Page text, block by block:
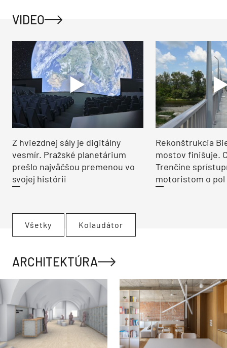
VIDEO
Z hviezdnej sály je digitálny
vesmír. Pražské planetárium
prešlo najväčšou premenou vo
svojej histórii
Rekonštrukcia
mostov finišuje.
Trenčíne
motoristom o pol
Všetky Kolaudátor
ARCHITEKTÚRA